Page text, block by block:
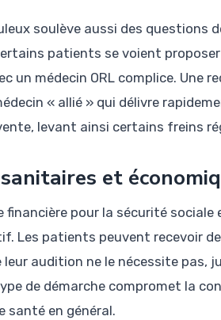
soulève aussi des questions
patients se voient
un médecin ORL complice. Une
« allié » qui délivre
levant ainsi certains freins
et
financière pour la sécurité
Les patients peuvent recevoir
leur audition ne le nécessite
de démarche compromet la
santé en général.